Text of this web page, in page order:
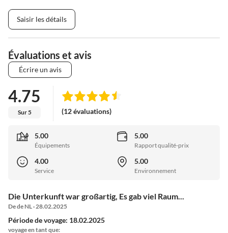
Saisir les détails
Évaluations et avis
Écrire un avis
4.75
Sur 5 (12 évaluations)
5.00
Équipements
5.00
Rapport qualité-prix
4.00
Service
5.00
Environnement
Die Unterkunft war großartig, Es gab viel Raum...
De de NL · 28.02.2025
Période de voyage: 18.02.2025
voyage en tant que: